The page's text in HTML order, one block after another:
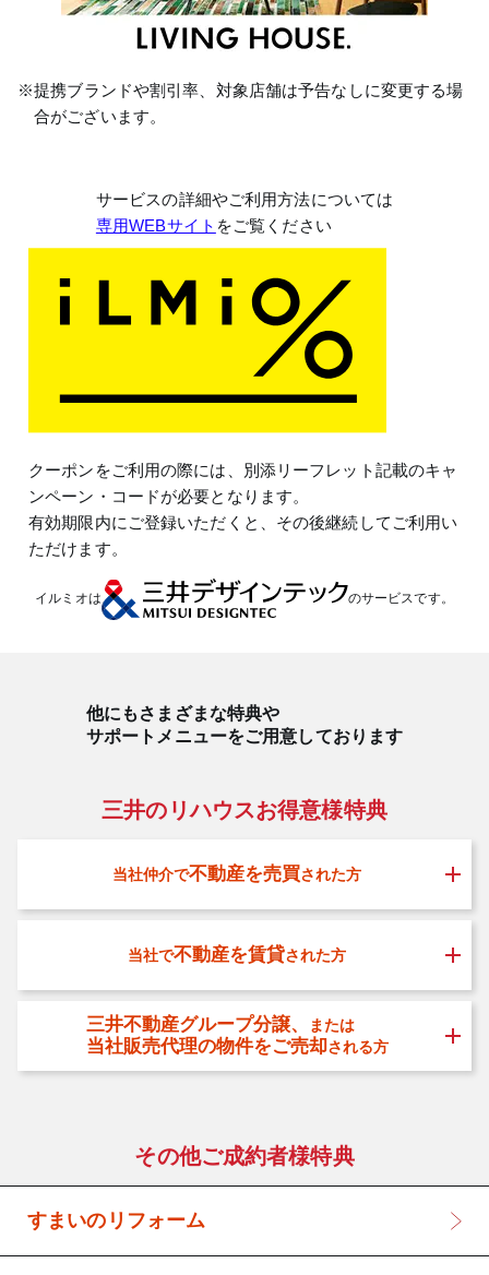
※提携ブランドや割引率、対象店舗は予告なしに変更する場
合がございます。
サービスの詳細やご利用方法については
専用WEBサイト をご覧ください
クーポンをご利用の際には、別添リーフレット記載のキャ
ンペーン・コードが必要となります。
有効期限内にご登録いただくと、その後継続してご利用い
ただけます。
イルミオは のサービスです。
他にもさまざまな特典や
サポートメニューをご用意しております
三井のリハウスお得意様特典
当社仲介で不動産を売買された方
当社で不動産を賃貸された方
三井不動産グループ分譲、 または
当社販売代理の物件をご売却される方
その他ご成約者様特典
すまいのリフォーム